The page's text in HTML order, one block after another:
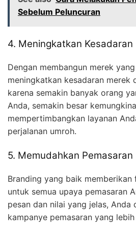
Sebelum Peluncuran
4. Meningkatkan Kesadaran
Dengan membangun merek
meningkatkan kesadaran merek
karena semakin banyak orang
Anda, semakin besar
mempertimbangkan layanan
perjalanan umroh.
5. Memudahkan Pemasaran
Branding yang baik
untuk semua upaya pemasaran
pesan dan nilai yang jelas, Anda
kampanye pemasaran yang